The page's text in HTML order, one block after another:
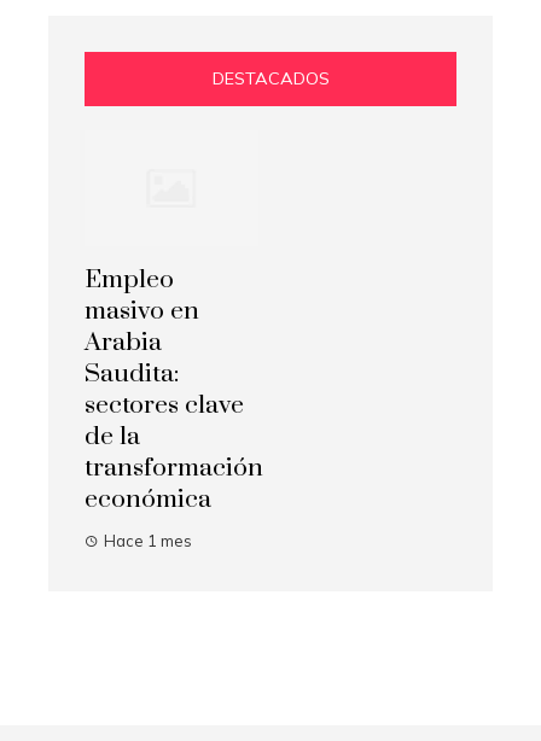
DESTACADOS
Empleo
masivo en
Arabia
Saudita:
sectores clave
de la
transformación
económica
Hace 1 mes